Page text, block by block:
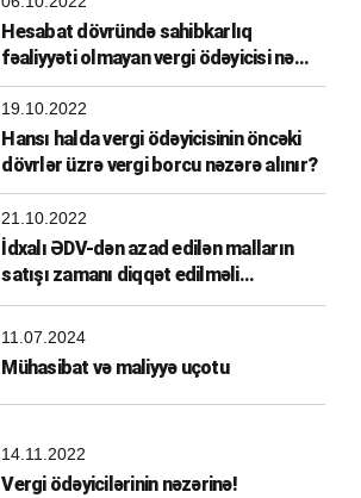
Hesabat dövründə sahibkarlıq
fəaliyyəti olmayan vergi ödəyicisi nə
etməlidir?
19.10.2022
Hansı halda vergi ödəyicisinin öncəki
dövrlər üzrə vergi borcu nəzərə alınır?
21.10.2022
İdxalı ƏDV-dən azad edilən malların
satışı zamanı diqqət edilməli
məqamlar
11.07.2024
Mühasibat və maliyyə uçotu
14.11.2022
Vergi ödəyicilərinin nəzərinə!